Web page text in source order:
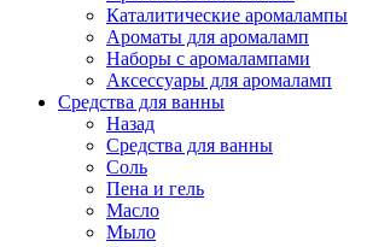
Каталитические аромалампы
Ароматы для аромаламп
Наборы с аромалампами
Аксессуары для аромаламп
Средства для ванны
Назад
Средства для ванны
Соль
Пена и гель
Масло
Мыло